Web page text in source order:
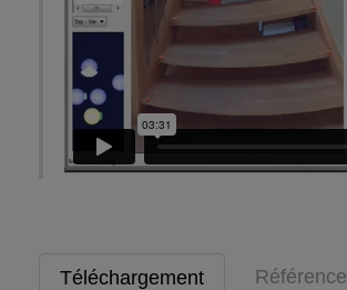
Téléchargement Référence